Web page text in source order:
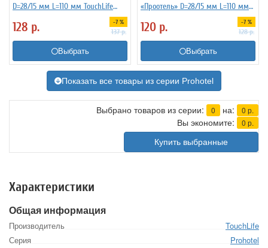
D=28/15 мм L=110 мм TouchLife
128 р. -7 %
137р.
Выбрать
«Проотель» D=28/15 мм L=110 мм
120 р. -7 %
128р.
Выбрать
Показать все товары из серии Prohotel
Выбрано товаров из серии: 0 на: 0 р.
Вы экономите: 0 р.
Купить выбранные
Характеристики
Общая информация
Производитель
TouchLife
Серия
Prohotel